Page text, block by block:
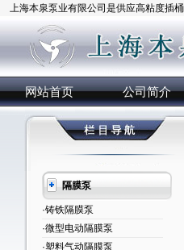
上海本泉泵业有限公司是供应高粘度插
网站首页 公司简介
隔膜泵
·铸铁隔膜泵
·微型电动隔膜泵
·塑料气动隔膜泵